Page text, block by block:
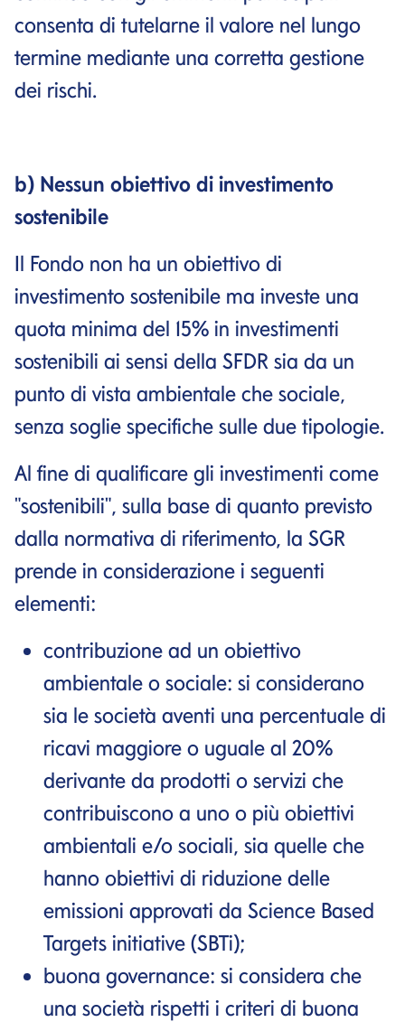
consenta di tutelarne il valore nel lungo
termine mediante una corretta gestione
dei rischi.
b) Nessun obiettivo di investimento
sostenibile
Il Fondo non ha un obiettivo di
investimento sostenibile ma investe una
quota minima del 15% in investimenti
sostenibili ai sensi della SFDR sia da un
punto di vista ambientale che sociale,
senza soglie specifiche sulle due tipologie.
Al fine di qualificare gli investimenti come
"sostenibili", sulla base di quanto previsto
dalla normativa di riferimento, la SGR
prende in considerazione i seguenti
elementi:
contribuzione ad un obiettivo
ambientale o sociale: si considerano
sia le società aventi una percentuale di
ricavi maggiore o uguale al 20%
derivante da prodotti o servizi che
contribuiscono a uno o più obiettivi
ambientali e/o sociali, sia quelle che
hanno obiettivi di riduzione delle
emissioni approvati da Science Based
Targets initiative (SBTi);
buona governance: si considera che
una società rispetti i criteri di buona